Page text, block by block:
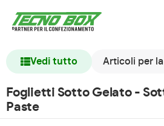
Vedi tutto Articoli per
Foglietti Sotto Gelato -
Paste